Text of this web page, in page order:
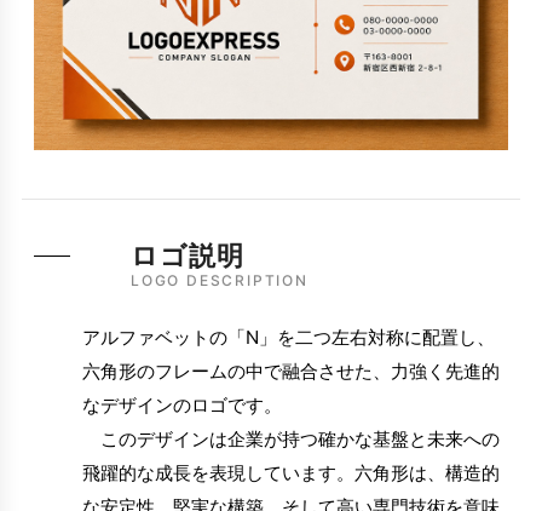
ロゴ説明
LOGO DESCRIPTION
アルファベットの「N」を二つ左右対称に配置し、
六角形のフレームの中で融合させた、力強く先進的
なデザインのロゴです。
このデザインは企業が持つ確かな基盤と未来への
飛躍的な成長を表現しています。六角形は、構造的